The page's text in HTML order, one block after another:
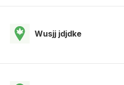
Wusjj jdjdke